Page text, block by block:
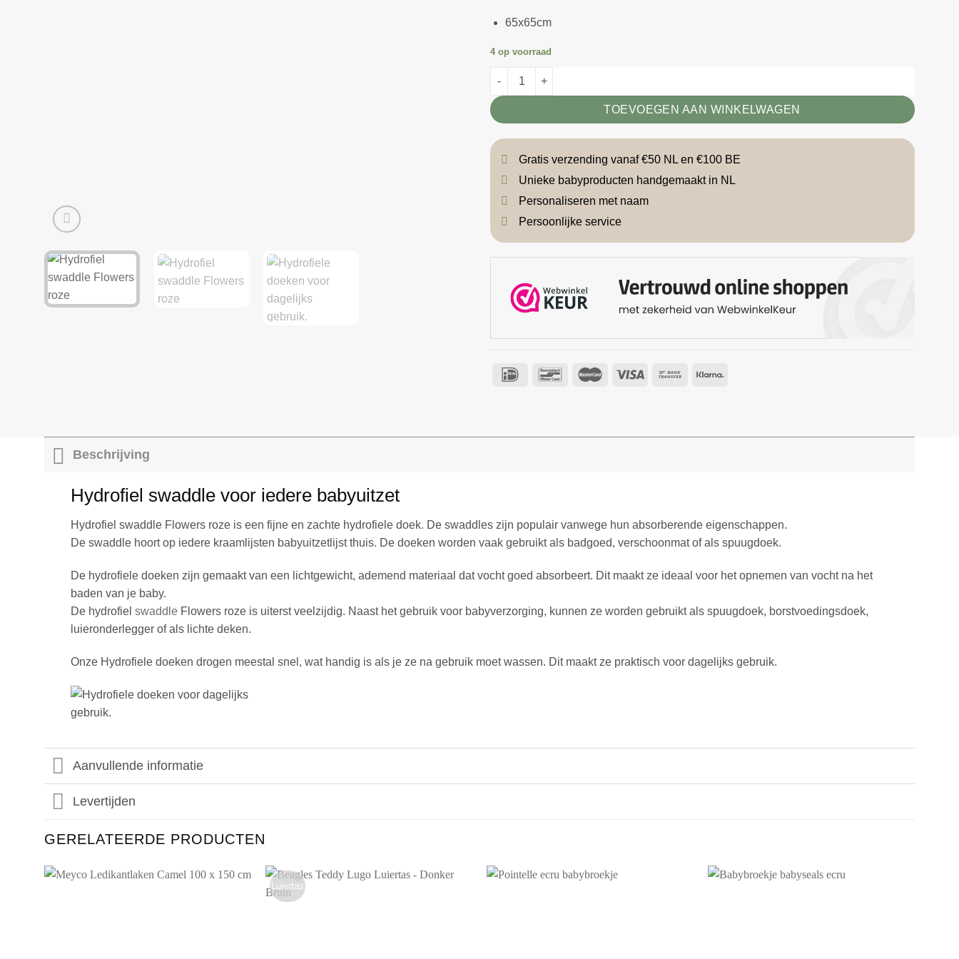
65x65cm
4 op voorraad
Hydrofiel swaddle Flowers roze aantal
TOEVOEGEN AAN WINKELWAGEN
Gratis verzending vanaf €50 NL en €100 BE
Unieke babyproducten handgemaakt in NL
Personaliseren met naam
Persoonlijke service
Beschrijving
Hydrofiel swaddle voor iedere babyuitzet
Hydrofiel swaddle Flowers roze is een fijne en zachte hydrofiele doek. De swaddles zijn populair vanwege hun absorberende eigenschappen.
De swaddle hoort op iedere kraamlijsten babyuitzetlijst thuis. De doeken worden vaak gebruikt als badgoed, verschoonmat of als spuugdoek.
De hydrofiele doeken zijn gemaakt van een lichtgewicht, ademend materiaal dat vocht goed absorbeert. Dit maakt ze ideaal voor het opnemen van vocht na het
baden van je baby.
De hydrofiel swaddleFlowers roze is uiterst veelzijdig. Naast het gebruik voor babyverzorging, kunnen ze worden gebruikt als spuugdoek, borstvoedingsdoek,
luieronderlegger of als lichte deken.
Onze Hydrofiele doeken drogen meestal snel, wat handig is als je ze na gebruik moet wassen. Dit maakt ze praktisch voor dagelijks gebruik.
Aanvullende informatie
Levertijden
GERELATEERDE PRODUCTEN
Luiertas